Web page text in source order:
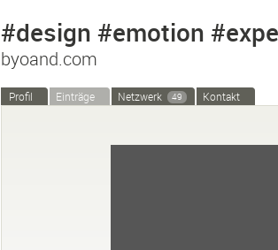
#design #emotion
byoand.com
Profil Einträge Netzwerk 49 Kontakt